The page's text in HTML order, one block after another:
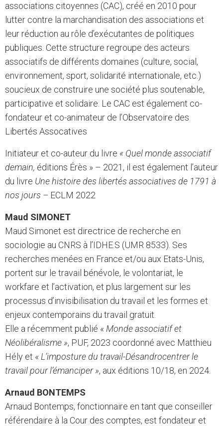
associations citoyennes (CAC), créé en 2010 pour
lutter contre la marchandisation des associations et
leur réduction au rôle d’exécutantes de politiques
publiques. Cette structure regroupe des acteurs
associatifs de différents domaines (culture, social,
environnement, sport, solidarité internationale, etc.)
soucieux de construire une société plus soutenable,
participative et solidaire. Le CAC est également co-
fondateur et co-animateur de l’Observatoire des
Libertés Assocatives
Initiateur et co-auteur du livre « Quel monde associatif
demain, éditions Érès » – 2021, il est également l’auteur
du livre Une histoire des libertés associatives de 1791 à
nos jours – ECLM 2022
Maud SIMONET
Maud Simonet est directrice de recherche en
sociologie au CNRS à l’IDHE.S (UMR 8533). Ses
recherches menées en France et/ou aux Etats-Unis,
portent sur le travail bénévole, le volontariat, le
workfare et l’activation, et plus largement sur les
processus d’invisibilisation du travail et les formes et
enjeux contemporains du travail gratuit.
Elle a récemment publié « Monde associatif et
Néolibéralisme », PUF, 2023 coordonné avec Matthieu
Hély et « L’imposture du travail-Désandrocentrer le
travail pour l’émanciper », aux éditions 10/18, en 2024.
Arnaud BONTEMPS
Arnaud Bontemps, fonctionnaire en tant que conseiller
référendaire à la Cour des comptes, est fondateur et